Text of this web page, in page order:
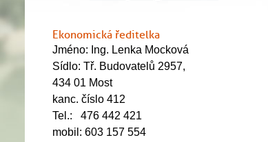
Ekonomická ředitelka
Jméno: Ing. Lenka Mocková
Sídlo: Tř. Budovatelů 2957,
434 01 Most
kanc. číslo 412
Tel.: 476 442 421
mobil: 603 157 554